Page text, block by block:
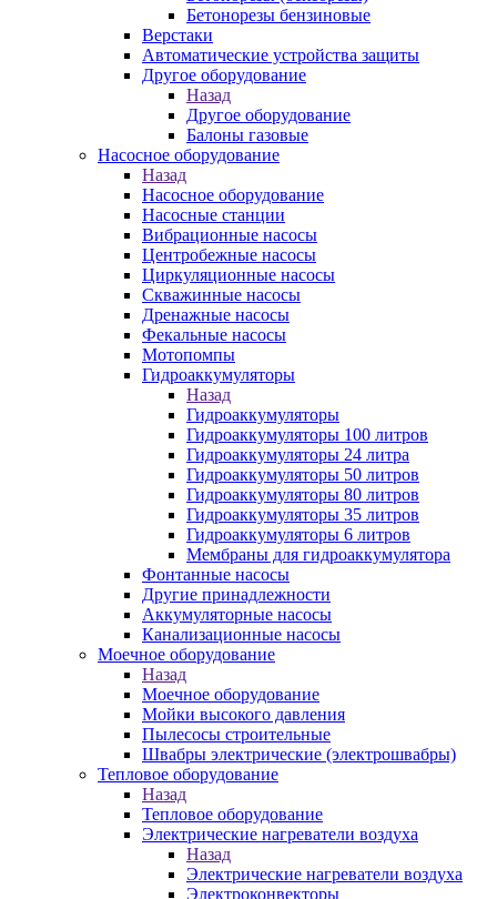
Бетонорезы бензиновые
Верстаки
Автоматические устройства защиты
Другое оборудование
Назад
Другое оборудование
Балоны газовые
Насосное оборудование
Назад
Насосное оборудование
Насосные станции
Вибрационные насосы
Центробежные насосы
Циркуляционные насосы
Скважинные насосы
Дренажные насосы
Фекальные насосы
Мотопомпы
Гидроаккумуляторы
Назад
Гидроаккумуляторы
Гидроаккумуляторы 100 литров
Гидроаккумуляторы 24 литра
Гидроаккумуляторы 50 литров
Гидроаккумуляторы 80 литров
Гидроаккумуляторы 35 литров
Гидроаккумуляторы 6 литров
Мембраны для гидроаккумулятора
Фонтанные насосы
Другие принадлежности
Аккумуляторные насосы
Канализационные насосы
Моечное оборудование
Назад
Моечное оборудование
Мойки высокого давления
Пылесосы строительные
Швабры электрические (электрошвабры)
Тепловое оборудование
Назад
Тепловое оборудование
Электрические нагреватели воздуха
Назад
Электрические нагреватели воздуха
Электроконвекторы